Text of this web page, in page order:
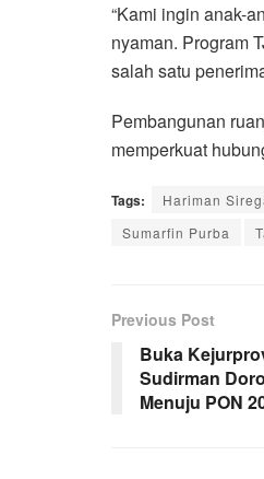
“Kami ingin anak-
nyaman. Program
salah satu
Pembangunan
memperkuat
Tags: Hariman
Sumarfin Purba
Previous Post
Buka
Sudirman
Menuju PON